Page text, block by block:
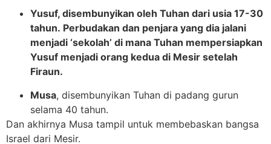
Yusuf, disembunyikan oleh Tuhan dari usia 17-30
tahun. Perbudakan dan penjara yang dia jalani
menjadi ‘sekolah’ di mana Tuhan mempersiapkan
Yusuf menjadi orang kedua di Mesir setelah
Firaun.
Musa, disembunyikan Tuhan di padang gurun
selama 40 tahun.
Dan akhirnya Musa tampil untuk membebaskan bangsa
Israel dari Mesir.